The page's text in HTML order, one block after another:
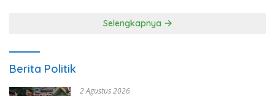
Selengkapnya
Berita Politik
2 Agustus 2026